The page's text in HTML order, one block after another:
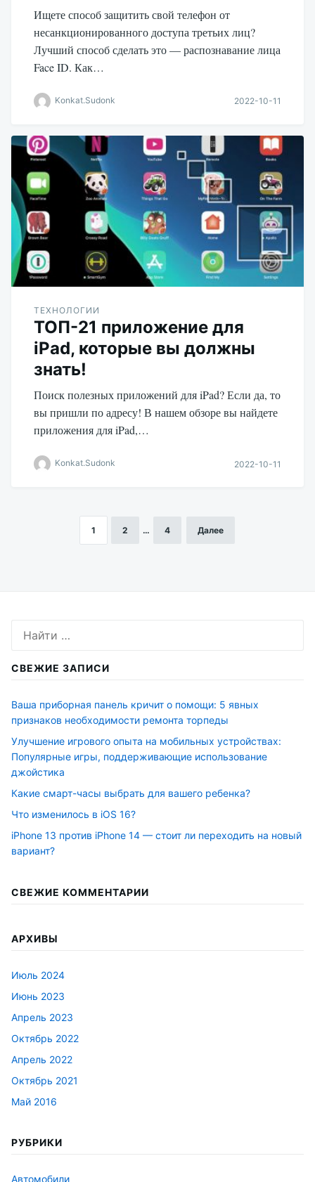
Ищете способ защитить свой телефон от
несанкционированного доступа третьих лиц?
Лучший способ сделать это — распознавание лица
Face ID. Как…
Konkat.Sudonk 2022-10-11
ТЕХНОЛОГИИ
ТОП-21 приложение для
iPad, которые вы должны
знать!
Поиск полезных приложений для iPad? Если да, то
вы пришли по адресу! В нашем обзоре вы найдете
приложения для iPad,…
Konkat.Sudonk 2022-10-11
Навигация
1 2 … 4 Далее
СВЕЖИЕ ЗАПИСИ
Ваша приборная панель кричит о помощи: 5 явных
признаков необходимости ремонта торпеды
Улучшение игрового опыта на мобильных устройствах:
Популярные игры, поддерживающие использование
джойстика
Какие смарт-часы выбрать для вашего ребенка?
Что изменилось в iOS 16?
iPhone 13 против iPhone 14 — стоит ли переходить на новый
вариант?
СВЕЖИЕ КОММЕНТАРИИ
АРХИВЫ
Июль 2024
Июнь 2023
Апрель 2023
Октябрь 2022
Апрель 2022
Октябрь 2021
Май 2016
РУБРИКИ
Автомобили